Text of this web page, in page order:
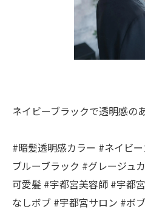
ネイビーブラックで透明感の
#暗髪透明感カラー #ネイビ
ブルーブラック #グレージュ
可愛髪 #宇都宮美容師 #宇都
なしボブ #宇都宮サロン #ボ